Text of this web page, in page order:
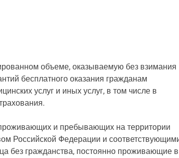
объеме, оказываемую без взимания
бесплатного оказания гражданам
услуг и иных услуг, в том числе в
и пребывающих на территории
Российской Федерации и
без гражданства, постоянно проживающие в